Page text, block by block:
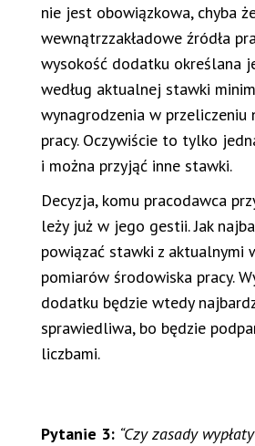
nie jest obowiązkowa, chyba
wewnątrzzakładowe źródła
wysokość dodatku określana
według aktualnej stawki
wynagrodzenia w przeliczeniu
pracy. Oczywiście to tylko
i można przyjąć inne stawki.
Decyzja, komu pracodawca
leży już w jego gestii. Jak
powiązać stawki z aktualnymi
pomiarów środowiska pracy.
dodatku będzie wtedy
sprawiedliwa, bo będzie
liczbami.
Pytanie 3: “Czy zasady